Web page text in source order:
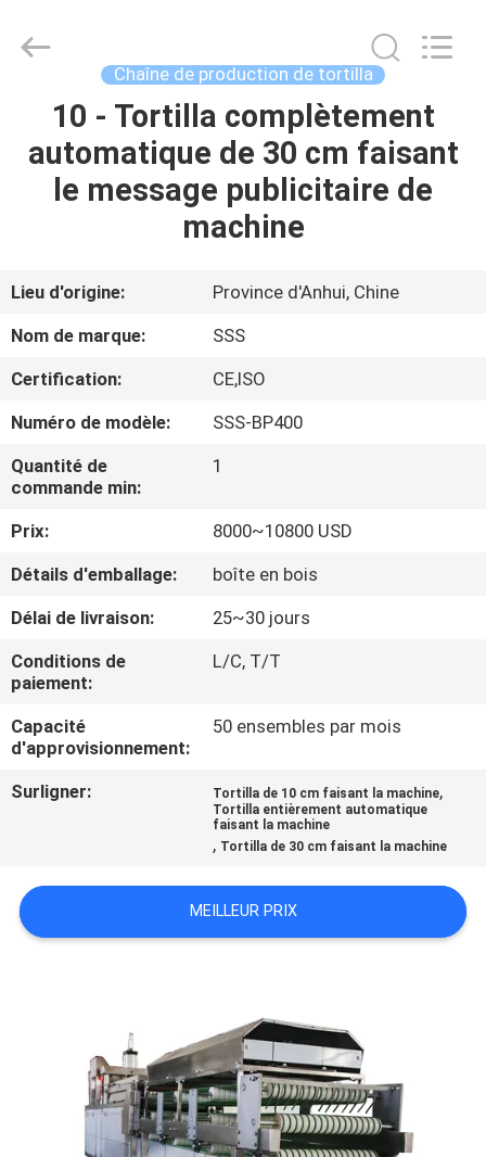
LA
MAISON
VIDÉOS
À
PROPOS
DE
VISITE
DE
L'USINE
CONTRÔLE
DE
LA
NOUS
CONTACTER
UN DEVIS
Machinery
Technology
Chaîne de production de tortilla
10 - Tortilla complètement
automatique de 30 cm faisant
le message publicitaire de
machine
Lieu d'origine:
Province d'Anhui, Chine
Nom de marque:
SSS
Certification:
CE,ISO
Numéro de modèle:
SSS-BP400
Quantité de
commande min:
1
Prix:
8000~10800 USD
Détails d'emballage:
boîte en bois
Délai de livraison:
25~30 jours
Conditions de
paiement:
L/C, T/T
Capacité
d'approvisionnement:
50 ensembles par mois
Surligner: Tortilla de 10 cm faisant la machine,
Tortilla entièrement automatique
faisant la machine
, Tortilla de 30 cm faisant la machine
MEILLEUR PRIX